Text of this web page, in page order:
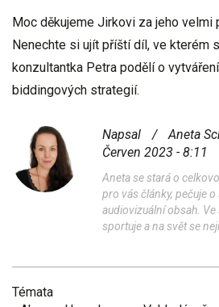
Moc děkujeme Jirkovi za jeho velmi
Nenechte si ujít příští díl, ve kterém
konzultantka Petra podělí o
biddingových strategií.
Napsal / Aneta
Červen 2023 - 8:11
Aneta se stará o
pro vás články, pečuje
audiovizuální obsah.
sportuje a na svět se
Témata